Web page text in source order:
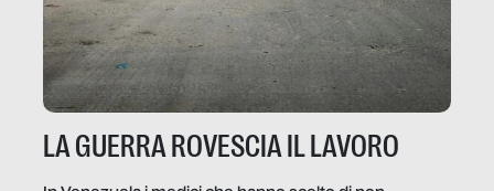
LA GUERRA ROVESCIA IL LAVORO